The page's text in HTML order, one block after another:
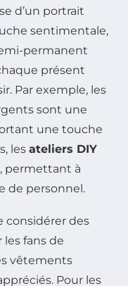
d’un portrait
sentimentale,
permanent
présent
Par exemple, les
sont une
une touche
les ateliers DIY
permettant à
de personnel.
considérer des
les fans de
vêtements
Pour les